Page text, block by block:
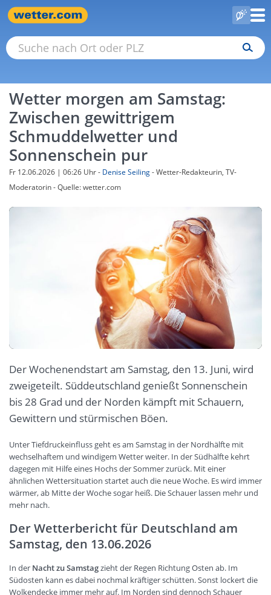
Wetter morgen am Samstag:
Zwischen gewittrigem
Schmuddelwetter und
Sonnenschein pur
Fr 12.06.2026 | 06:26 Uhr- Denise Seiling- Wetter-Redakteurin, TV-
Moderatorin - Quelle: wetter.com
Der Wochenendstart am Samstag, den 13. Juni, wird
zweigeteilt. Süddeutschland genießt Sonnenschein
bis 28 Grad und der Norden kämpft mit Schauern,
Gewittern und stürmischen Böen.
Unter Tiefdruckeinfluss geht es am Samstag in der Nordhälfte mit
wechselhaftem und windigem Wetter weiter. In der Südhälfte kehrt
dagegen mit Hilfe eines Hochs der Sommer zurück. Mit einer
ähnlichen Wettersituation startet auch die neue Woche. Es wird immer
wärmer, ab Mitte der Woche sogar heiß. Die Schauer lassen mehr und
mehr nach.
Der Wetterbericht für Deutschland am
Samstag, den 13.06.2026
In der Nacht zu Samstagzieht der Regen Richtung Osten ab. Im
Südosten kann es dabei nochmal kräftiger schütten. Sonst lockert die
Wolkendecke immer mehr auf. Im Norden sind dennoch Schauer